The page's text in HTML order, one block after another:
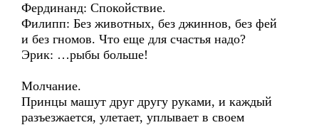
Фердинанд: Спокойствие.
Филипп: Без животных, без джиннов, без фей
и без гномов. Что еще для счастья надо?
Эрик: …рыбы больше!
Молчание.
Принцы машут друг другу руками, и каждый
разъезжается, улетает, уплывает в своем